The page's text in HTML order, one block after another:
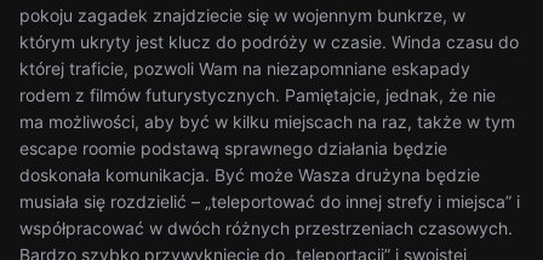
pokoju zagadek znajdziecie się w wojennym bunkrze, w
którym ukryty jest klucz do podróży w czasie. Winda czasu do
której traficie, pozwoli Wam na niezapomniane eskapady
rodem z filmów futurystycznych. Pamiętajcie, jednak, że nie
ma możliwości, aby być w kilku miejscach na raz, także w tym
escape roomie podstawą sprawnego działania będzie
doskonała komunikacja. Być może Wasza drużyna będzie
musiała się rozdzielić – „teleportować do innej strefy i miejsca” i
współpracować w dwóch różnych przestrzeniach czasowych.
Bardzo szybko przywykniecie do „teleportacji” i swoistej